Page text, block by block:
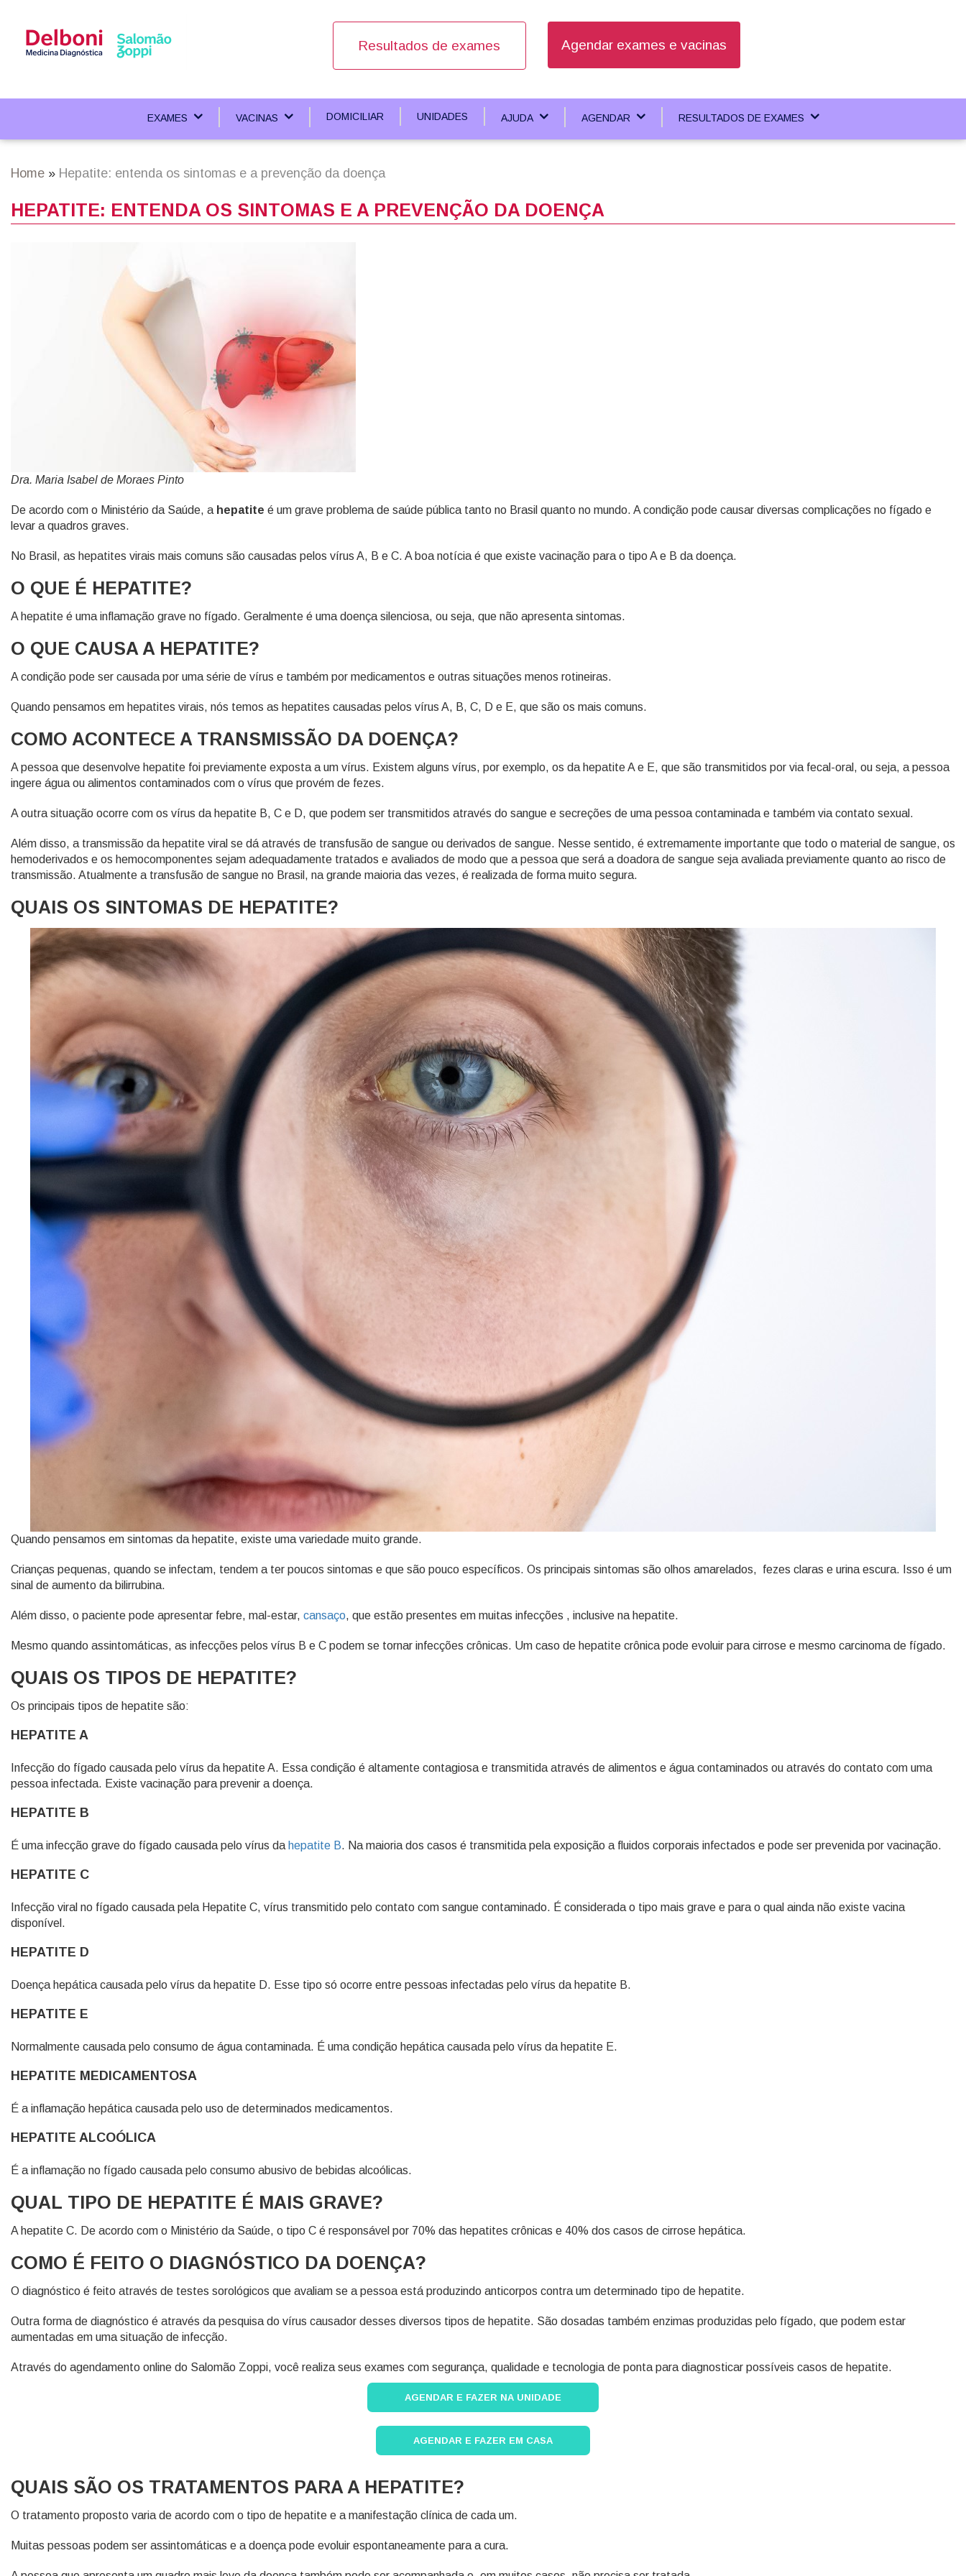
content
Resultados de exames Agendar exames e vacinas
navigation
EXAMES VACINAS DOMICILIAR UNIDADES AJUDA AGENDAR RESULTADOS DE EXAMES
Home Hepatite: entenda os sintomas e a prevenção da doença
HEPATITE: ENTENDA OS SINTOMAS E A PREVENÇÃO DA DOENÇA
Dra. Maria Isabel de Moraes Pinto
De acordo com o Ministério da Saúde, a hepatite é um grave problema de saúde pública tanto no Brasil quanto no mundo. A condição pode causar diversas complicações no fígado e
levar a quadros graves.
No Brasil, as hepatites virais mais comuns são causadas pelos vírus A, B e C. A boa notícia é que existe vacinação para o tipo A e B da doença.
O QUE É HEPATITE?
A hepatite é uma inflamação grave no fígado. Geralmente é uma doença silenciosa, ou seja, que não apresenta sintomas.
O QUE CAUSA A HEPATITE?
A condição pode ser causada por uma série de vírus e também por medicamentos e outras situações menos rotineiras.
Quando pensamos em hepatites virais, nós temos as hepatites causadas pelos vírus A, B, C, D e E, que são os mais comuns.
COMO ACONTECE A TRANSMISSÃO DA DOENÇA?
A pessoa que desenvolve hepatite foi previamente exposta a um vírus. Existem alguns vírus, por exemplo, os da hepatite A e E, que são transmitidos por via fecal-oral, ou seja, a pessoa
ingere água ou alimentos contaminados com o vírus que provém de fezes.
A outra situação ocorre com os vírus da hepatite B, C e D, que podem ser transmitidos através do sangue e secreções de uma pessoa contaminada e também via contato sexual.
Além disso, a transmissão da hepatite viral se dá através de transfusão de sangue ou derivados de sangue. Nesse sentido, é extremamente importante que todo o material de sangue, os
hemoderivados e os hemocomponentes sejam adequadamente tratados e avaliados de modo que a pessoa que será a doadora de sangue seja avaliada previamente quanto ao risco de
transmissão. Atualmente a transfusão de sangue no Brasil, na grande maioria das vezes, é realizada de forma muito segura.
QUAIS OS SINTOMAS DE HEPATITE?
Quando pensamos em sintomas da hepatite, existe uma variedade muito grande.
Crianças pequenas, quando se infectam, tendem a ter poucos sintomas e que são pouco específicos. Os principais sintomas são olhos amarelados, fezes claras e urina escura. Isso é um
sinal de aumento da bilirrubina.
Além disso, o paciente pode apresentar febre, mal-estar, cansaço, que estão presentes em muitas infecções , inclusive na hepatite.
Mesmo quando assintomáticas, as infecções pelos vírus B e C podem se tornar infecções crônicas. Um caso de hepatite crônica pode evoluir para cirrose e mesmo carcinoma de fígado.
QUAIS OS TIPOS DE HEPATITE?
Os principais tipos de hepatite são:
HEPATITE A
Infecção do fígado causada pelo vírus da hepatite A. Essa condição é altamente contagiosa e transmitida através de alimentos e água contaminados ou através do contato com uma
pessoa infectada. Existe vacinação para prevenir a doença.
HEPATITE B
É uma infecção grave do fígado causada pelo vírus da hepatite B. Na maioria dos casos é transmitida pela exposição a fluidos corporais infectados e pode ser prevenida por vacinação.
HEPATITE C
Infecção viral no fígado causada pela Hepatite C, vírus transmitido pelo contato com sangue contaminado. É considerada o tipo mais grave e para o qual ainda não existe vacina
disponível.
HEPATITE D
Doença hepática causada pelo vírus da hepatite D. Esse tipo só ocorre entre pessoas infectadas pelo vírus da hepatite B.
HEPATITE E
Normalmente causada pelo consumo de água contaminada. É uma condição hepática causada pelo vírus da hepatite E.
HEPATITE MEDICAMENTOSA
É a inflamação hepática causada pelo uso de determinados medicamentos.
HEPATITE ALCOÓLICA
É a inflamação no fígado causada pelo consumo abusivo de bebidas alcoólicas.
QUAL TIPO DE HEPATITE É MAIS GRAVE?
A hepatite C. De acordo com o Ministério da Saúde, o tipo C é responsável por 70% das hepatites crônicas e 40% dos casos de cirrose hepática.
COMO É FEITO O DIAGNÓSTICO DA DOENÇA?
O diagnóstico é feito através de testes sorológicos que avaliam se a pessoa está produzindo anticorpos contra um determinado tipo de hepatite.
Outra forma de diagnóstico é através da pesquisa do vírus causador desses diversos tipos de hepatite. São dosadas também enzimas produzidas pelo fígado, que podem estar
aumentadas em uma situação de infecção.
Através do agendamento online do Salomão Zoppi, você realiza seus exames com segurança, qualidade e tecnologia de ponta para diagnosticar possíveis casos de hepatite.
AGENDAR E FAZER NA UNIDADE
AGENDAR E FAZER EM CASA
QUAIS SÃO OS TRATAMENTOS PARA A HEPATITE?
O tratamento proposto varia de acordo com o tipo de hepatite e a manifestação clínica de cada um.
Muitas pessoas podem ser assintomáticas e a doença pode evoluir espontaneamente para a cura.